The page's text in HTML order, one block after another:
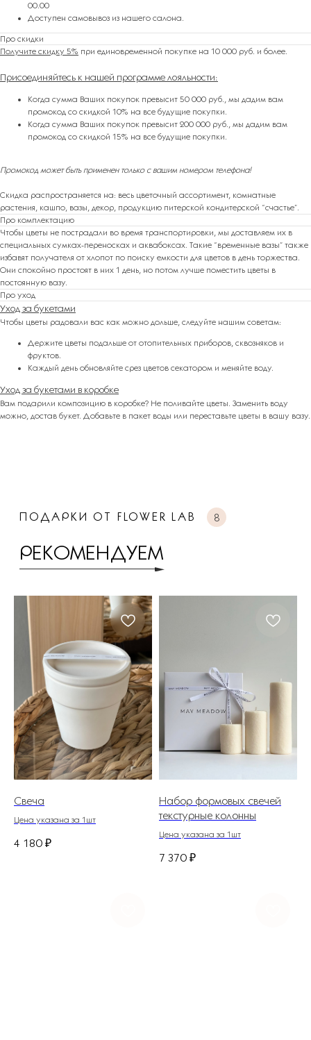
00.00
Доступен самовывоз из нашего салона.
Про скидки
Получите скидку 5% при единовременной покупке на 10 000 руб. и более.
Присоединяйтесь к нашей программе лояльности:
Когда сумма Ваших покупок превысит 50 000 руб., мы дадим вам
промокод со скидкой 10% на все будущие покупки.
Когда сумма Ваших покупок превысит 200 000 руб., мы дадим вам
промокод со скидкой 15% на все будущие покупки.
Промокод может быть применен только с вашим номером телефона!
Скидка распространяется на: весь цветочный ассортимент, комнатные
растения, кашпо, вазы, декор, продукцию питерской кондитерской “счастье”.
Про комплектацию
Чтобы цветы не пострадали во время транспортировки, мы доставляем их в
специальных сумках-переносках и аквабоксах. Такие “временные вазы” также
избавят получателя от хлопот по поиску емкости для цветов в день торжества.
Они спокойно простоят в них 1 день, но потом лучше поместить цветы в
постоянную вазу.
Про уход
Уход за букетами
Чтобы цветы радовали вас как можно дольше, следуйте нашим советам:
Держите цветы подальше от отопительных приборов, сквозняков и
фруктов.
Каждый день обновляйте срез цветов секатором и меняйте воду.
Уход за букетами в коробке
Вам подарили композицию в коробке? Не поливайте цветы. Заменить воду
можно, достав букет. Добавьте в пакет воды или переставьте цветы в вашу вазу.
8
ПОДАРКИ ОТ FLOWER LAB
Свеча
Цена указана за 1шт
4 180 ₽
Набор формовых свечей
текстурные колонны
Цена указана за 1шт
7 370 ₽